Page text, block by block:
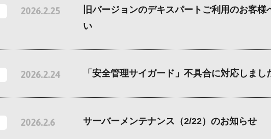
2026.2.25
旧バージョンのデキスパートご利用のお客
い
2026.2.24 「安全管理サイガード」不具合に対応しまし
2026.2.6 サーバーメンテナンス（2/22）のお知らせ